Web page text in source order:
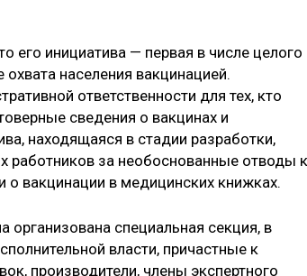
его инициатива — первая в числе целого
населения вакцинацией.
ответственности для тех, кто
сведения о вакцинах и
находящаяся в стадии разработки,
работников за необоснованные отводы к
вакцинации в медицинских книжках.
специальная секция, в
власти, причастные к
производители, члены экспертного